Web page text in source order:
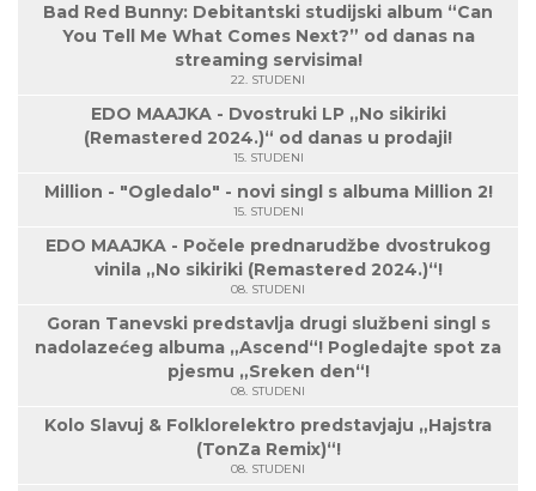
Bad Red Bunny: Debitantski studijski album “Can
You Tell Me What Comes Next?” od danas na
streaming servisima!
22. STUDENI
EDO MAAJKA - Dvostruki LP „No sikiriki
(Remastered 2024.)“ od danas u prodaji!
15. STUDENI
Million - "Ogledalo" - novi singl s albuma Million 2!
15. STUDENI
EDO MAAJKA - Počele prednarudžbe dvostrukog
vinila „No sikiriki (Remastered 2024.)“!
08. STUDENI
Goran Tanevski predstavlja drugi službeni singl s
nadolazećeg albuma „Ascend“! Pogledajte spot za
pjesmu „Sreken den“!
08. STUDENI
Kolo Slavuj & Folklorelektro predstavjaju „Hajstra
(TonZa Remix)“!
08. STUDENI